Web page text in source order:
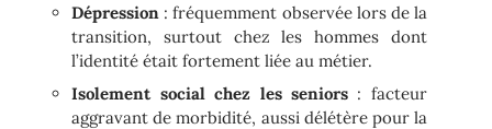
Dépression : fréquemment observée lors de la
transition, surtout chez les hommes dont
l’identité était fortement liée au métier.
Isolement social chez les seniors: facteur
aggravant de morbidité, aussi délétère pour la